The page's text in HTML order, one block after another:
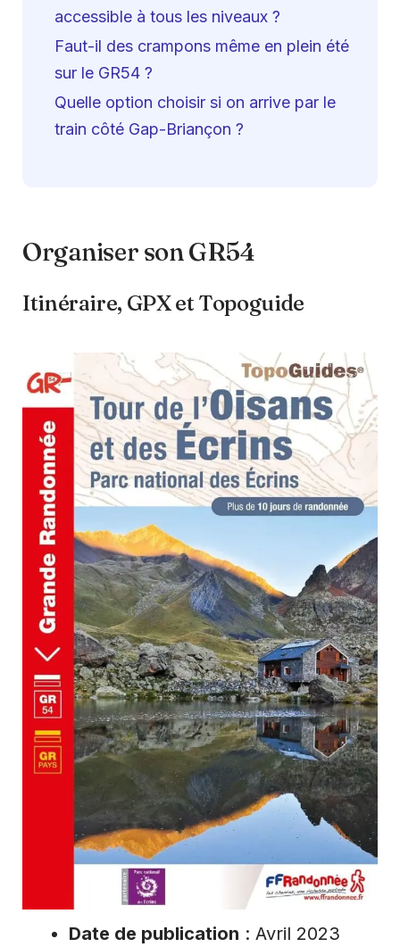
accessible à tous les niveaux ?
Faut-il des crampons même en plein été
sur le GR54 ?
Quelle option choisir si on arrive par le
train côté Gap-Briançon ?
Organiser son GR54
Itinéraire, GPX et Topoguide
Date de publication : Avril 2023